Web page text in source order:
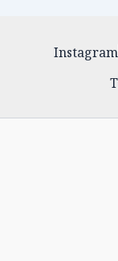
Instagram